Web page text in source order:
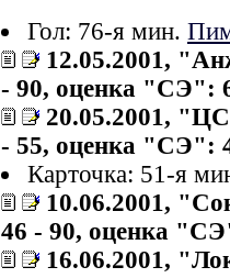
Гол: 76-я мин.
12.05.2001,
- 90, оценка "СЭ":
20.05.2001,
- 55, оценка "СЭ":
Карточка: 51-я
10.06.2001,
46 - 90, оценка
16.06.2001,